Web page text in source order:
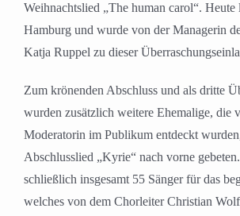
Weihnachtslied „The human carol“. Heute
Hamburg und wurde von der Managerin
Katja Ruppel zu dieser
Zum krönenden Abschluss und als dritte
wurden zusätzlich weitere Ehemalige, die
Moderatorin im Publikum entdeckt
Abschlusslied „Kyrie“ nach vorne
schließlich insgesamt 55 Sänger für das
welches von dem Chorleiter Christian